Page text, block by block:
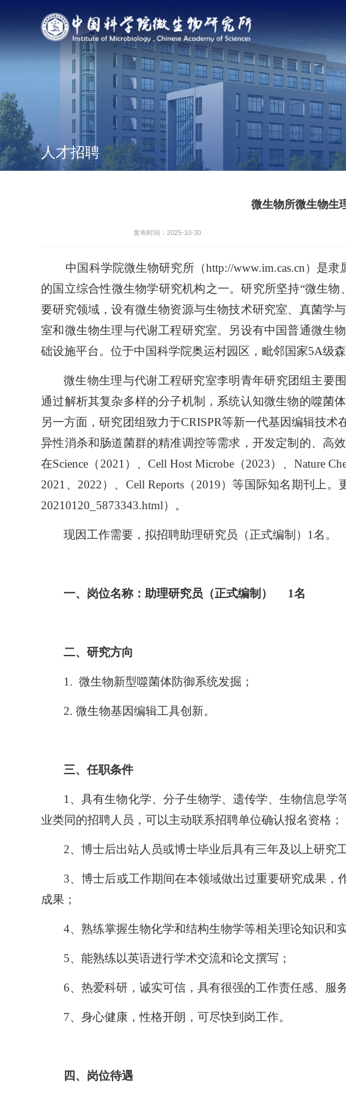
人才招聘
微生物所微生物生
发布时间：2025-10-30
中国科学院微生物研究所（http://www.im.cas.cn）是
的国立综合性微生物学研究机构之一。研究所坚持“微生
要研究领域，设有微生物资源与生物技术研究室、真菌学
室和微生物生理与代谢工程研究室。另设有中国普通微生
础设施平台。位于中国科学院奥运村园区，毗邻国家5A级森
微生物生理与代谢工程研究室李明青年研究团组主要
通过解析其复杂多样的分子机制，系统认知微生物的噬菌
另一方面，研究团组致力于CRISPR等新一代基因编辑技
异性消杀和肠道菌群的精准调控等需求，开发定制的、高
在Science（2021）、Cell Host Microbe（2023）、Nature
2021、2022）、Cell Reports（2019）等国际知名期刊上。
20210120_5873343.html）。
现因工作需要，拟招聘助理研究员（正式编制）1名。
一、岗位名称：助理研究员（正式编制） 1名
二、研究方向
1. 微生物新型噬菌体防御系统发掘；
2. 微生物基因编辑工具创新。
三、任职条件
1、具有生物化学、分子生物学、遗传学、生物信息
业类同的招聘人员，可以主动联系招聘单位确认报名资格；
2、博士后出站人员或博士毕业后具有三年及以上研究
3、博士后或工作期间在本领域做出过重要研究成果
成果；
4、熟练掌握生物化学和结构生物学等相关理论知识和
5、能熟练以英语进行学术交流和论文撰写；
6、热爱科研，诚实可信，具有很强的工作责任感、服
7、身心健康，性格开朗，可尽快到岗工作。
四、岗位待遇